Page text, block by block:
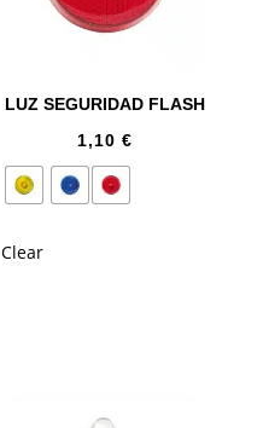
LUZ SEGURIDAD FLASH
1,10€
Clear